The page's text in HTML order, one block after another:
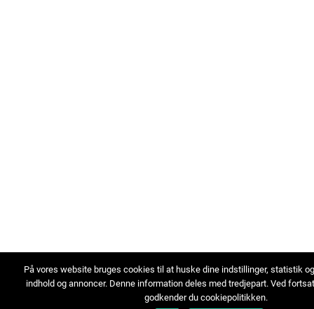
På vores website bruges cookies til at huske dine indstillinger, statistik
indhold og annoncer. Denne information deles med tredjepart. Ved
godkender du cookiepolitikken.